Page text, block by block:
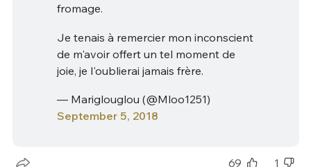
fromage.
Je tenais à remercier mon inconscient
de m'avoir offert un tel moment de
joie, je l'oublierai jamais frère.
— Mariglouglou (@Mloo1251)
September 5, 2018
69 1